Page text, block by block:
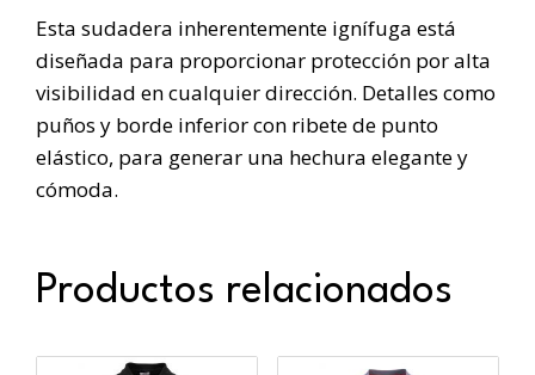
Esta sudadera inherentemente ignífuga está
diseñada para proporcionar protección por alta
visibilidad en cualquier dirección. Detalles como
puños y borde inferior con ribete de punto
elástico, para generar una hechura elegante y
cómoda.
Productos relacionados